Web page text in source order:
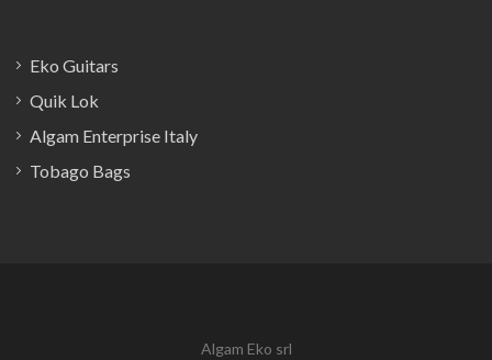
Eko Guitars
Quik Lok
Algam Enterprise Italy
Tobago Bags
Algam Eko srl